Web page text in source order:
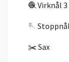
🧶 Virknål
🪡 Stoppnål
✂️ Sax